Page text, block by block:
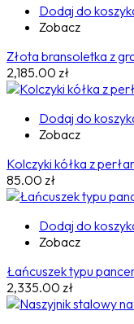
Dodaj do
Zobacz
Złota bransoletka z
2,185.00 zł
Dodaj do
Zobacz
Kolczyki kółka z
85.00 zł
Dodaj do
Zobacz
Łańcuszek typu
2,335.00 zł